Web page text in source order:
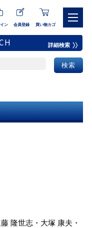
ン 会員登録 買い物カゴ
詳細検索
隆世志 ・ 大塚 康夫 ・